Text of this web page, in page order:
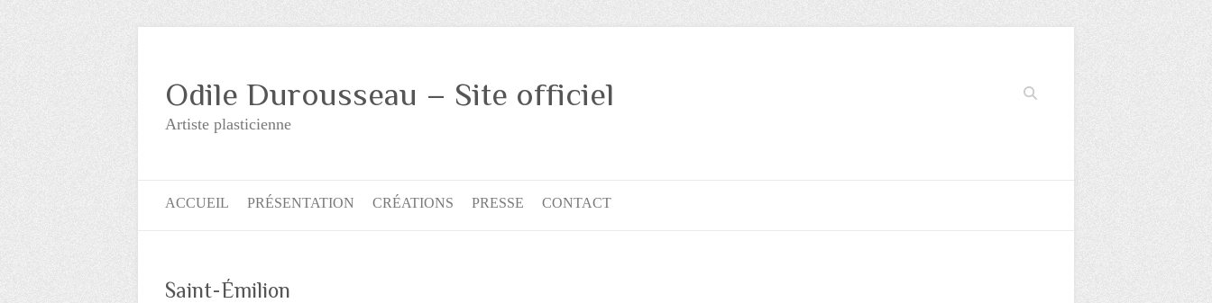
Search
Odile Durousseau – Site officiel
Artiste plasticienne
ACCUEIL PRÉSENTATION CRÉATIONS PRESSE CONTACT
Saint-Émilion